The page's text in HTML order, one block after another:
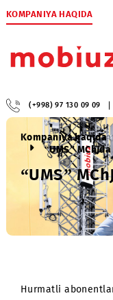
KOMPANIYA HAQIDA
(+998) 97 130 09 09
Kompaniya
“UMS”
“UMS”